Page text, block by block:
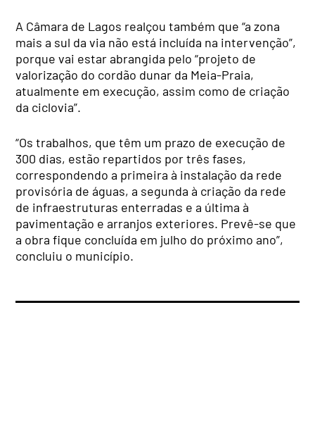
A Câmara de Lagos realçou também que “a zona
mais a sul da via não está incluída na intervenção”,
porque vai estar abrangida pelo “projeto de
valorização do cordão dunar da Meia-Praia,
atualmente em execução, assim como de criação
da ciclovia”.
“Os trabalhos, que têm um prazo de execução de
300 dias, estão repartidos por três fases,
correspondendo a primeira à instalação da rede
provisória de águas, a segunda à criação da rede
de infraestruturas enterradas e a última à
pavimentação e arranjos exteriores. Prevê-se que
a obra fique concluída em julho do próximo ano”,
concluiu o município.